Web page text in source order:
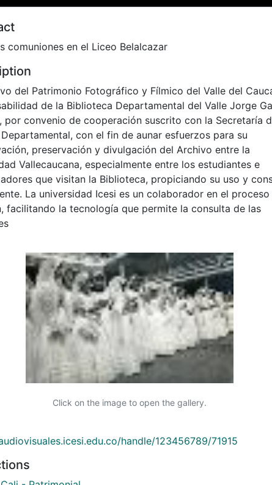
comuniones en el Liceo Belalcazar
del Patrimonio Fotográfico y Fílmico del Valle del
de la Biblioteca Departamental del Valle Jorge
por convenio de cooperación suscrito con la Secretaría
con el fin de aunar esfuerzos para su
preservación y divulgación del Archivo entre la
Vallecaucana, especialmente entre los estudiantes e
que visitan la Biblioteca, propiciando su uso y
La universidad Icesi es un colaborador en el proceso
facilitando la tecnología que permite la consulta de las
Click on the image to open the gallery.
handle/123456789/71915